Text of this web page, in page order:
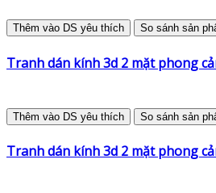
Thêm vào DS yêu thích So sánh sản
Tranh dán kính 3d 2 mặt phong
Thêm vào DS yêu thích So sánh sản
Tranh dán kính 3d 2 mặt phong